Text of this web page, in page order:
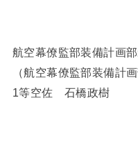
航空幕僚監部装備計画
（航空幕僚監部装備計
1等空佐 石橋政樹